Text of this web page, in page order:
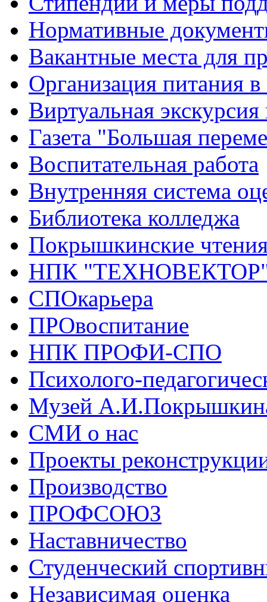
Нормативные
Вакантные места для
Организация питания в
Виртуальная
Газета "Большая
Воспитательная работа
Внутренняя система
Библиотека колледжа
Покрышкинские
НПК
СПОкарьера
ПРОвоспитание
НПК ПРОФИ-СПО
Психолого-
Музей
СМИ о нас
Проекты
Производство
ПРОФСОЮЗ
Наставничество
Студенческий
Независимая оценка